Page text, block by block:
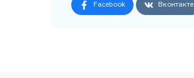
Facebook Вконтакте